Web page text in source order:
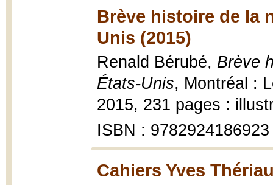
Brève histoire de la
Unis (2015)
Renald Bérubé, Brève
États-Unis, Montréal :
2015, 231 pages :
ISBN : 9782924186923
Cahiers Yves